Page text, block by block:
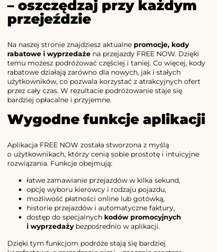
– oszczędzaj przy każdym
przejeździe
Na naszej stronie znajdziesz aktualne promocje, kody
rabatowe i wyprzedaże na przejazdy FREE NOW. Dzięki
temu możesz podróżować częściej i taniej. Co więcej, kody
rabatowe działają zarówno dla nowych, jak i stałych
użytkowników, co pozwala korzystać z atrakcyjnych ofert
przez cały czas. W rezultacie podróżowanie staje się
bardziej opłacalne i przyjemne.
Wygodne funkcje aplikacji
Aplikacja FREE NOW została stworzona z myślą
o użytkownikach, którzy cenią sobie prostotę i intuicyjne
rozwiązania. Funkcje obejmują:
łatwe zamawianie przejazdów w kilka sekund,
opcję wyboru kierowcy i rodzaju pojazdu,
możliwość płatności online lub gotówką,
historie przejazdów i automatyczne faktury,
dostęp do specjalnych kodów promocyjnych
i wyprzedażybezpośrednio w aplikacji.
Dzięki tym funkcjom podróże stają się bardziej